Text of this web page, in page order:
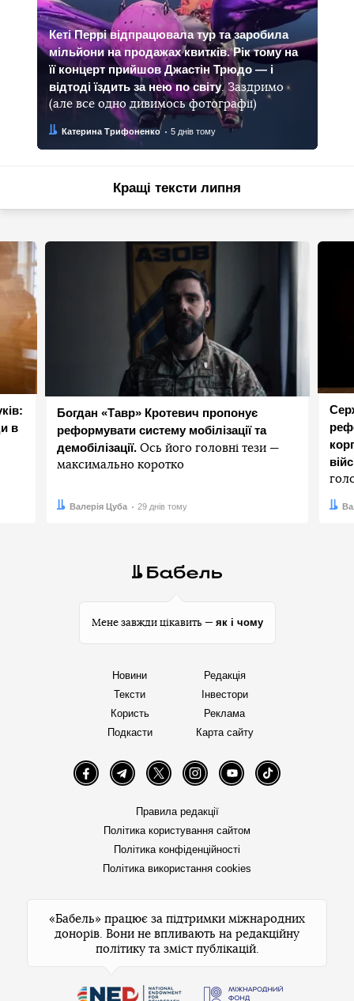
Кеті Перрі відпрацювала тур та заробила
мільйони на продажах квитків. Рік тому на
її концерт прийшов Джастін Трюдо — і
відтоді їздить за нею по світу. Заздримо
(але все одно дивимось фотографії)
Автор:
Катерина Трифоненко
Дата: 5 днів тому
Кращі тексти липня
в
Богдан «Тавр» Кротевич пропонує
реформувати систему мобілізації та
демобілізації. Ось його головні тези —
максимально коротко
Автор:
Валерія Цуба
Дата: 29 днів тому Дата:
Мене завжди цікавить — як і чому
Новини
Тексти
Користь
Подкасти
Редакція
Інвестори
Реклама
Карта сайту
FacebookTelegramTwitter InstagramYouTube TikTok
Правила редакції
Політика користування сайтом
Політика конфіденційності
Політика використання cookies
«Бабель» працює за підтримки міжнародних
донорів. Вони не впливають на редакційну
політику та зміст публікацій.